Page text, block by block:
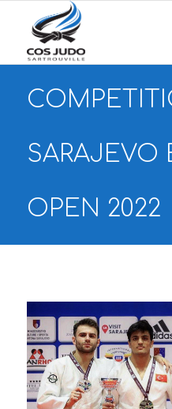
SARAJEVO
OPEN 2022